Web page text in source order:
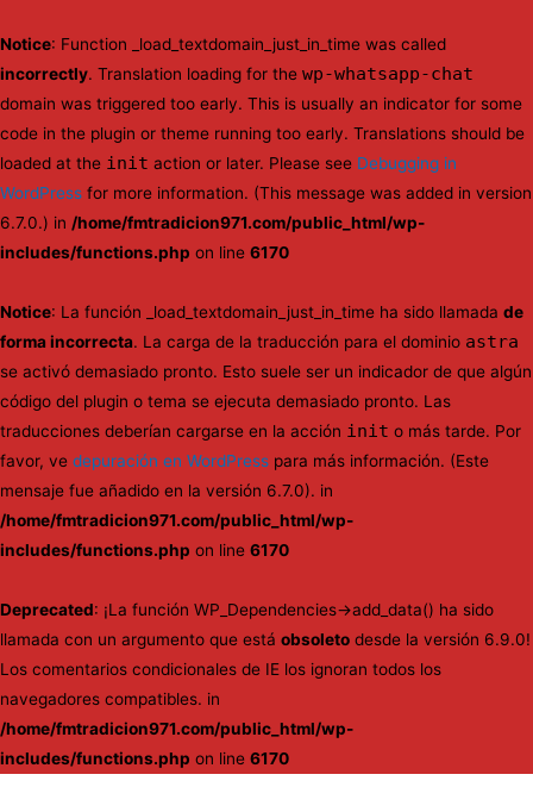
Notice: Function _load_textdomain_just_in_time was called
incorrectly. Translation loading for the wp-whatsapp-chat
domain was triggered too early. This is usually an indicator for some
code in the plugin or theme running too early. Translations should be
loaded at the init action or later. Please see Debugging in
WordPress for more information. (This message was added in version
6.7.0.) in /home/fmtradicion971.com/public_html/wp-
includes/functions.php on line 6170
Notice: La función _load_textdomain_just_in_time ha sido llamada de
forma incorrecta. La carga de la traducción para el dominio astra
se activó demasiado pronto. Esto suele ser un indicador de que algún
código del plugin o tema se ejecuta demasiado pronto. Las
traducciones deberían cargarse en la acción init o más tarde. Por
favor, ve depuración en WordPress para más información. (Este
mensaje fue añadido en la versión 6.7.0). in
/home/fmtradicion971.com/public_html/wp-
includes/functions.php on line 6170
Deprecated: ¡La función WP_Dependencies->add_data() ha sido
llamada con un argumento que está obsoleto desde la versión 6.9.0!
Los comentarios condicionales de IE los ignoran todos los
navegadores compatibles. in
/home/fmtradicion971.com/public_html/wp-
includes/functions.php on line 6170